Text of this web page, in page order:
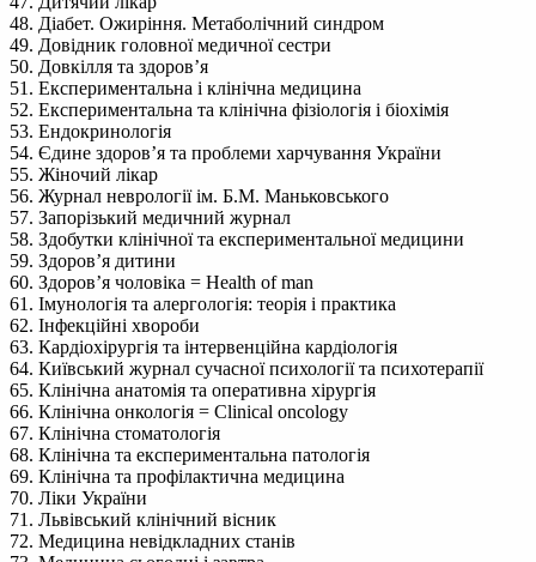
48. Діабет. Ожиріння. Метаболічний синдром
49. Довідник головної медичної сестри
50. Довкілля та здоров’я
51. Експериментальна і клінічна медицина
52. Експериментальна та клінічна фізіологія і біохімія
53. Ендокринологія
54. Єдине здоров’я та проблеми харчування України
55. Жіночий лікар
56. Журнал неврології ім. Б.М. Маньковського
57. Запорізький медичний журнал
58. Здобутки клінічної та експериментальної медицини
59. Здоров’я дитини
60. Здоров’я чоловіка = Health of man
61. Імунологія та алергологія: теорія і практика
62. Інфекційні хвороби
63. Кардіохірургія та інтервенційна кардіологія
64. Київський журнал сучасної психології та психотерапії
65. Клінічна анатомія та оперативна хірургія
66. Клінічна онкологія = Clinical oncology
67. Клінічна стоматологія
68. Клінічна та експериментальна патологія
69. Клінічна та профілактична медицина
70. Ліки України
71. Львівський клінічний вісник
72. Медицина невідкладних станів